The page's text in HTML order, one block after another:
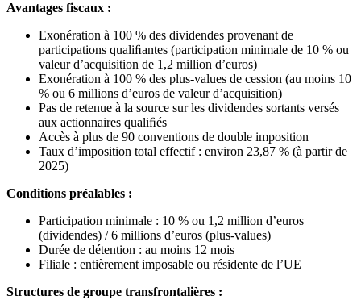
Avantages fiscaux :
Exonération à 100 % des dividendes provenant de
participations qualiﬁantes (participation minimale de 10 % ou
valeur d’acquisition de 1,2 million d’euros)
Exonération à 100 % des plus-values de cession (au moins 10
% ou 6 millions d’euros de valeur d’acquisition)
Pas de retenue à la source sur les dividendes sortants versés
aux actionnaires qualiﬁés
Accès à plus de 90 conventions de double imposition
Taux d’imposition total effectif : environ 23,87 % (à partir de
2025)
Conditions préalables :
Participation minimale : 10 % ou 1,2 million d’euros
(dividendes) / 6 millions d’euros (plus-values)
Durée de détention : au moins 12 mois
Filiale : entièrement imposable ou résidente de l’UE
Structures de groupe transfrontalières :